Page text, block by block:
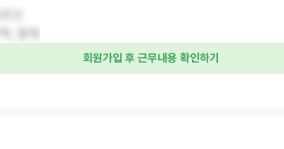
회원가입 후 근무내용 확인하기